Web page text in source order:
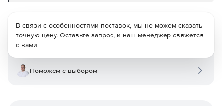
В связи с особенностями поставок, мы не можем сказать
точную цену. Оставьте запрос, и наш менеджер свяжется
с вами
Поможем с выбором